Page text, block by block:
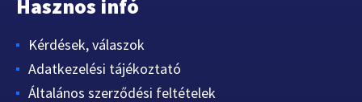
Hasznos infó
Kérdések, válaszok
Adatkezelési tájékoztató
Általános szerződési feltételek